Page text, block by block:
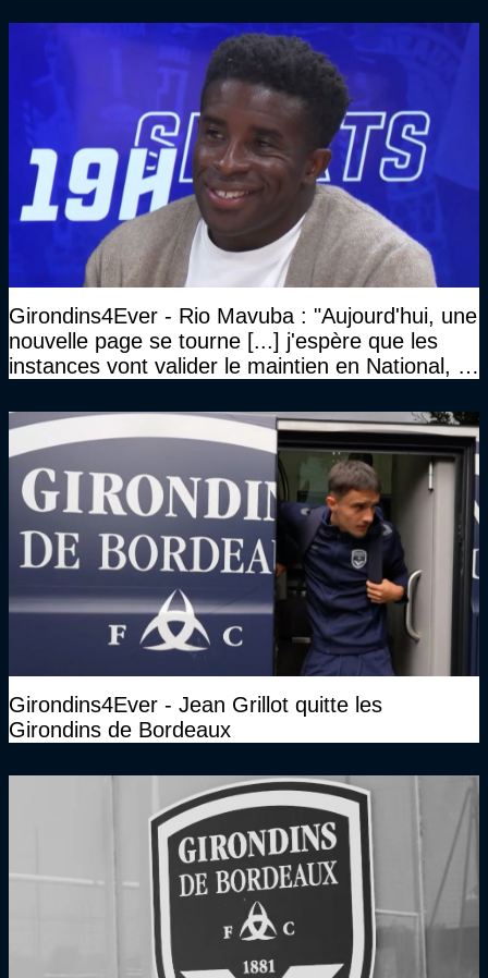
Girondins4Ever - Rio Mavuba : "Aujourd'hui, une
nouvelle page se tourne [...] j'espère que les
instances vont valider le maintien en National, et
haut niveau"
Girondins4Ever - Jean Grillot quitte les
Girondins de Bordeaux